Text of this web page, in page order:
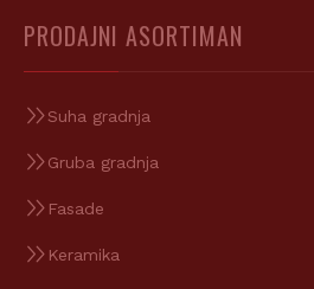
PRODAJNI ASORTIMAN
Suha gradnja
Gruba gradnja
Fasade
Keramika